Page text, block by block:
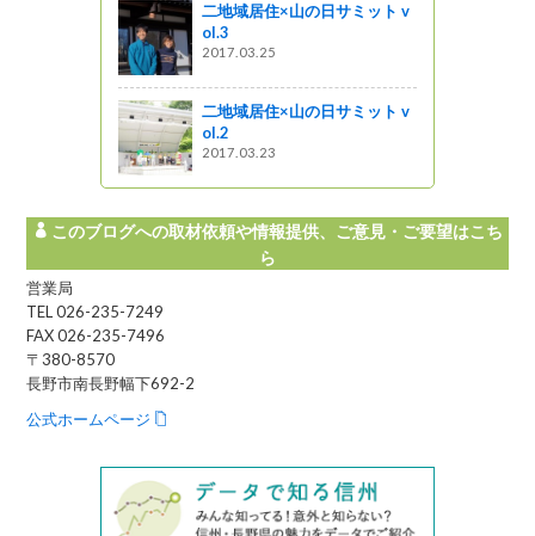
二地域居住×山の日サミット v
ol.3
2017.03.25
二地域居住×山の日サミット v
ol.2
2017.03.23
このブログへの取材依頼や情報提供、ご意見・ご要望はこち
ら
営業局
TEL 026-235-7249
FAX 026-235-7496
〒380-8570
長野市南長野幅下692-2
公式ホームページ